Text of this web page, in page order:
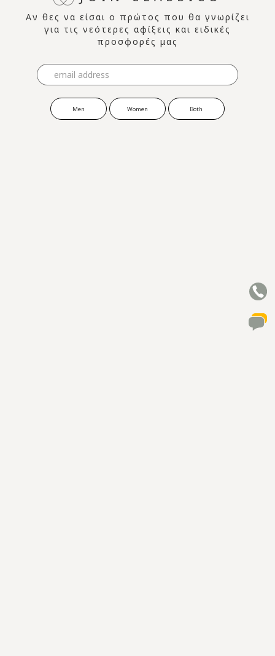
Αν θες να είσαι ο πρώτος που θα γνωρίζει
για τις νεότερες αφίξεις και ειδικές
προσφορές μας
Men Women Both